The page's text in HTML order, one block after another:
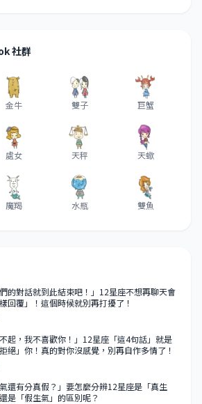
社群
金牛 雙子 巨蟹
處女 天秤 天蠍
魔羯 水瓶 雙魚
們的對話就到此結束吧！」12星座不想再聊天會
樣回覆」！這個時候就別再打擾了！
不起，我不喜歡你！」12星座「這4句話」就是
絕」你！真的對你沒感覺，別再自作多情了！
氣還有分真假？」要怎麼分辨12星座是「真生
是「假生氣」的區別呢？